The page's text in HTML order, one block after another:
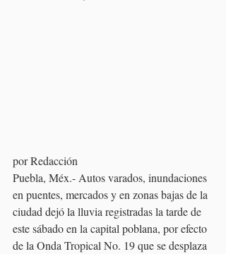
por Redacción
Puebla, Méx.- Autos varados, inundaciones
en puentes, mercados y en zonas bajas de la
ciudad dejó la lluvia registradas la tarde de
este sábado en la capital poblana, por efecto
de la Onda Tropical No. 19 que se desplaza